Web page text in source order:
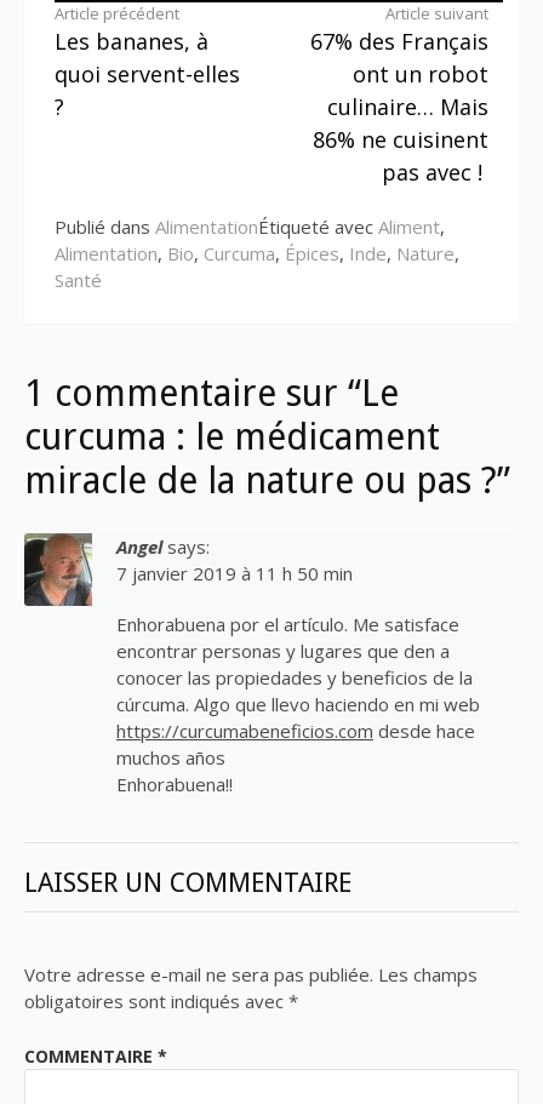
Lire
la
suite
Article précédent
Les bananes, à
quoi servent-elles
?
Article suivant
67% des Français
ont un robot
culinaire… Mais
86% ne cuisinent
pas avec !
Publié dans AlimentationÉtiqueté avec Aliment,
Alimentation, Bio, Curcuma, Épices, Inde, Nature,
Santé
1 commentaire sur “Le
curcuma : le médicament
miracle de la nature ou pas ?”
Angel says:
7 janvier 2019 à 11 h 50 min
Enhorabuena por el artículo. Me satisface
encontrar personas y lugares que den a
conocer las propiedades y beneficios de la
cúrcuma. Algo que llevo haciendo en mi web
https://curcumabeneficios.com desde hace
muchos años
Enhorabuena!!
LAISSER UN COMMENTAIRE
Votre adresse e-mail ne sera pas publiée. Les champs
obligatoires sont indiqués avec *
COMMENTAIRE *